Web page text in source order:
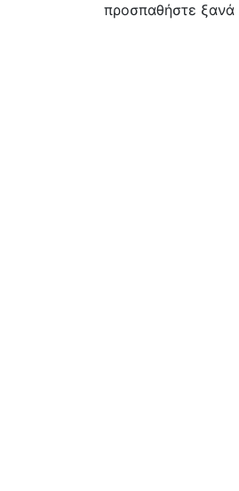
προσπαθήστε ξανά